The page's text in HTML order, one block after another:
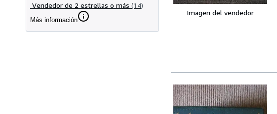
Vendedor de 2 estrellas o más (14)
Más información
Imagen del vendedor